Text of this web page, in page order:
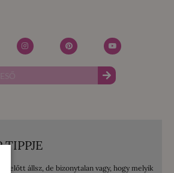
TIPPJE
előtt állsz, de bizonytalan vagy, hogy melyik